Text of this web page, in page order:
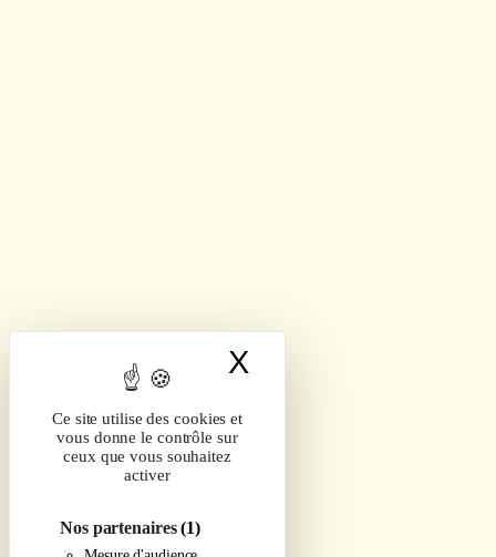
Ce site utilise des cookies et
vous donne le contrôle sur
ceux que vous souhaitez
activer
Nos partenaires(1)
X